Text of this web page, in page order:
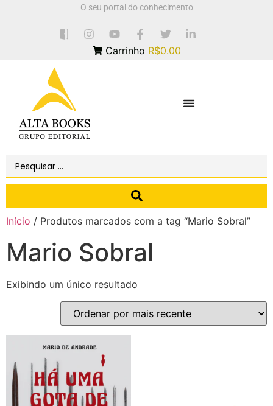
O seu portal do conhecimento
Carrinho R$0.00
Início / Produtos marcados com a tag “Mario Sobral”
Mario Sobral
Exibindo um único resultado